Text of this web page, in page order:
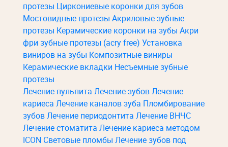
протезы Циркониевые коронки для зубов
Мостовидные протезы Акриловые зубные
протезы Керамические коронки на зубы Акри
фри зубные протезы (acry free) Установка
виниров на зубы Композитные виниры
Керамические вкладки Несъемные зубные
протезы
Лечение пульпита Лечение зубовЛечение
кариеса Лечение каналов зуба Пломбирование
зубовЛечение периодонтита Лечение ВНЧС
Лечение стоматита Лечение кариеса методом
ICON Световые пломбы Лечение зубов под